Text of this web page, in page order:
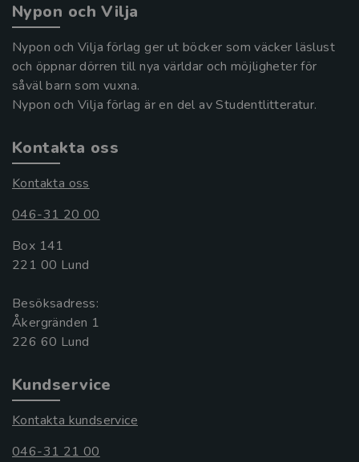
Nypon och Vilja
Nypon och Vilja förlag ger ut böcker som väcker läslust
och öppnar dörren till nya världar och möjligheter för
såväl barn som vuxna.
Nypon och Vilja förlag är en del av Studentlitteratur.
Kontakta oss
Kontakta oss
046-31 20 00
Box 141
221 00 Lund
Besöksadress:
Åkergränden 1
Kundservice
Kontakta kundservice
046-31 21 00